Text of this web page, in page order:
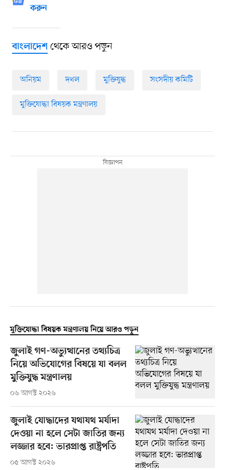
করুন
বাংলাদেশথেকে আরও পড়ুন
অনিয়ম দখল মুক্তিযুদ্ধ সংসদীয় কমিটি
মুক্তিযোদ্ধা বিষয়ক মন্ত্রণালয়
মুক্তিযোদ্ধা বিষয়ক মন্ত্রণালয় নিয়ে আরও পড়ুন
জুলাই গণ-অভ্যুত্থানের তথ্যচিত্র
নিয়ে অভিযোগের বিষয়ে যা বলল
মুক্তিযুদ্ধ মন্ত্রণালয়
০৬ আগস্ট ২০২৬
জুলাই যোদ্ধাদের যথাযথ মর্যাদা
দেওয়া না হলে সেটা জাতির জন্য
লজ্জার হবে: ভারপ্রাপ্ত রাষ্ট্রপতি
০৫ আগস্ট ২০২৬